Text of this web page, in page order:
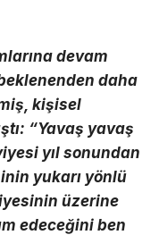
devam
daha
kişisel
“Yavaş yavaş
yıl sonundan
yukarı yönlü
üzerine
edeceğini ben